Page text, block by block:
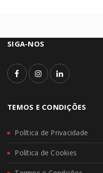
SIGA-NOS
TEMOS E CONDIÇÕES
Política de Privacidade
Política de Cookies